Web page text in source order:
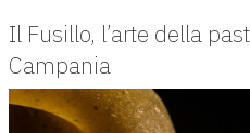
Il Fusillo, l’arte della
Campania